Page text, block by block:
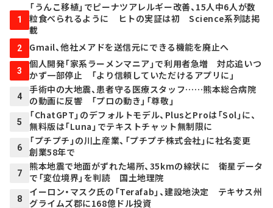
1
「うんこ移植」でピーナツアレルギー改善、15人中6人が数
粒食べられるように ヒトの実証は初 Science系列誌掲
載
2 Gmail、他社メアドを送信元にできる機能を廃止へ
3
個人開発「家系ラーメンマニア」で利用者急増 対応追いつ
かず一部停止 「より信頼していただけるアプリに」
4
手術中の大地震、患者守る医療スタッフ……熊本総合病院
の動画に反響 「プロの動き」「尊敬」
5
「ChatGPT」のデフォルトモデル、PlusとProは「Sol」に、
無料版は「Luna」でテキストチャット無制限に
6
「プチプチ」の川上産業、「プチプチ株式会社」に社名変更
創業58年で
7
熊本地震で地面がずれた場所、35kmの線状に 衛星データ
で「変位境界」を判読 国土地理院
8
イーロン・マスク氏の「Terafab」、建設地決定 テキサス州
グライムズ郡に168億ドル投資